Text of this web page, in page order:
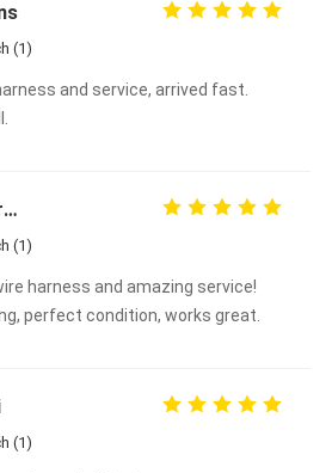
(1)
and service, arrived fast.
Natalie Green
(1)
harness and amazing service!
perfect condition, works great.
(1)